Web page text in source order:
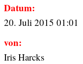
Datum:
20. Juli 2015 01:01
von:
Iris Harcks